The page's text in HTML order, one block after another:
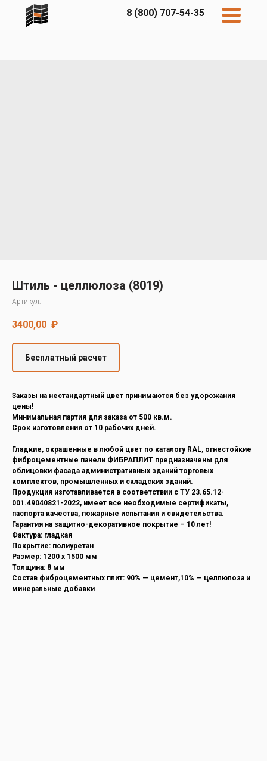
8 (800) 707-54-35
Cedral
Штиль - целлюлоза (8019)
Артикул:
3400,00 ₽
Бесплатный расчет
Заказы на нестандартный цвет принимаются без удорожания
цены!
Минимальная партия для заказа от 500 кв.м.
Срок изготовления от 10 рабочих дней.
Гладкие, окрашенные в любой цвет по каталогу RAL, огнестойкие
фиброцементные панели ФИБРАПЛИТ предназначены для
облицовки фасада административных зданий торговых
комплектов, промышленных и складских зданий.
Продукция изготавливается в соответствии с ТУ 23.65.12-
001.49040821-2022, имеет все необходимые сертификаты,
паспорта качества, пожарные испытания и свидетельства.
Гарантия на защитно-декоративное покрытие – 10 лет!
Фактура: гладкая
Покрытие: полиуретан
Размер: 1200 х 1500 мм
Толщина: 8 мм
Состав фиброцементных плит: 90% — цемент,10% — целлюлоза и
минеральные добавки